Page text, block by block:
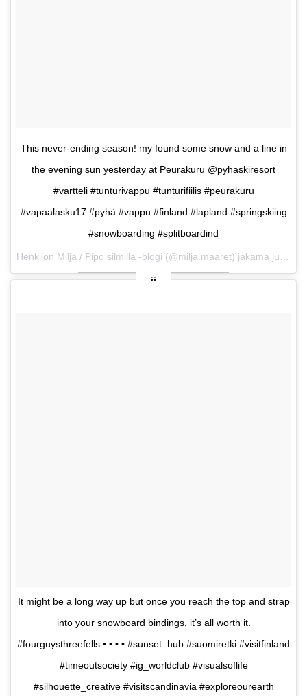
This never-ending season! my found some snow and a line in
the evening sun yesterday at Peurakuru @pyhaskiresort
#vartteli #tunturivappu #tunturifiilis #peurakuru
#vapaalasku17 #pyhä #vappu #finland #lapland #springskiing
#snowboarding #splitboardind
It might be a long way up but once you reach the top and strap
into your snowboard bindings, it’s all worth it.
#fourguysthreefells • • • • #sunset_hub #suomiretki #visitfinland
#timeoutsociety #ig_worldclub #visualsoflife
#silhouette_creative #visitscandinavia #exploreourearth